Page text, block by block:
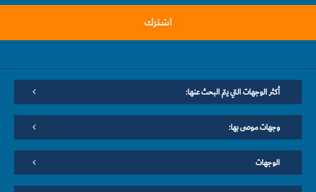
اشترك
أكثر الوجهات التي يتم البحث عنها:
وجهات موصى بها:
الوجهات